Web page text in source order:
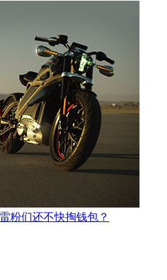
粉们还不快掏钱包？